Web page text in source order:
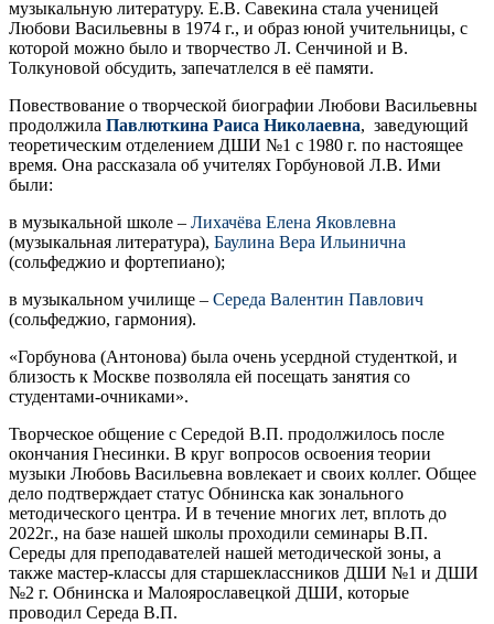
музыкальную литературу. Е.В. Савекина стала ученицей
Любови Васильевны в 1974 г., и образ юной учительницы, с
которой можно было и творчество Л. Сенчиной и В.
Толкуновой обсудить, запечатлелся в её памяти.
Повествование о творческой биографии Любови Васильевны
продолжила Павлюткина Раиса Николаевна, заведующий
теоретическим отделением ДШИ №1 с 1980 г. по настоящее
время. Она рассказала об учителях Горбуновой Л.В. Ими
были:
в музыкальной школе – Лихачёва Елена Яковлевна
(музыкальная литература), Баулина Вера Ильинична
(сольфеджио и фортепиано);
в музыкальном училище – Середа Валентин Павлович
(сольфеджио, гармония).
«Горбунова (Антонова) была очень усердной студенткой, и
близость к Москве позволяла ей посещать занятия со
студентами-очниками».
Творческое общение с Середой В.П. продолжилось после
окончания Гнесинки. В круг вопросов освоения теории
музыки Любовь Васильевна вовлекает и своих коллег. Общее
дело подтверждает статус Обнинска как зонального
методического центра. И в течение многих лет, вплоть до
2022г., на базе нашей школы проходили семинары В.П.
Середы для преподавателей нашей методической зоны, а
также мастер-классы для старшеклассников ДШИ №1 и ДШИ
№2 г. Обнинска и Малоярославецкой ДШИ, которые
проводил Середа В.П.